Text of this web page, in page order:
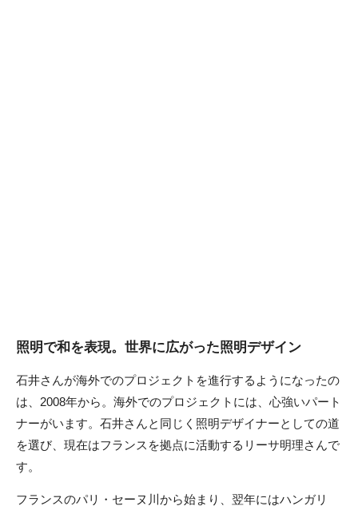
照明で和を表現。世界に広がった照明デザイン
石井さんが海外でのプロジェクトを進行するようになったの
は、2008年から。海外でのプロジェクトには、心強いパート
ナーがいます。石井さんと同じく照明デザイナーとしての道
を選び、現在はフランスを拠点に活動するリーサ明理さんで
す。
フランスのパリ・セーヌ川から始まり、翌年にはハンガリ